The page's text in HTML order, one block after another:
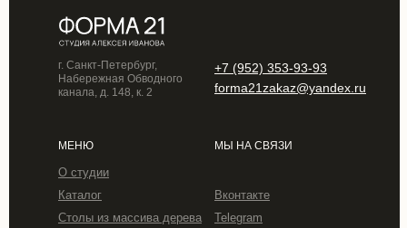
+7 (952) 353-93-93
forma21zakaz@yandex.ru
г. Санкт-Петербург,
Набережная Обводного
канала, д. 148, к. 2
МЕНЮ
О студии
Каталог
Столы из массива дерева
МЫ НА СВЯЗИ
Вконтакте
Telegram